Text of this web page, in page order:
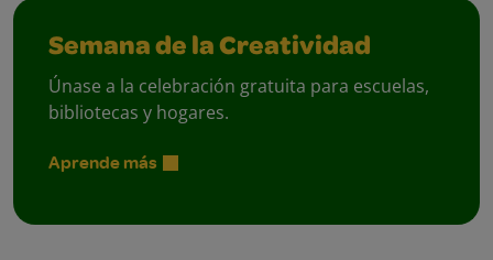
Semana de la Creatividad
Únase a la celebración gratuita para escuelas,
bibliotecas y hogares.
Aprende más